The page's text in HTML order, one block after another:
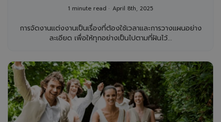
1 minute read April 8th, 2025
การจัดงานแต่งงานเป็นเรื่องที่ต้องใช้เวลาและการวางแผนอย่าง
ละเอียด เพื่อให้ทุกอย่างเป็นไปตามที่ฝันไว้...